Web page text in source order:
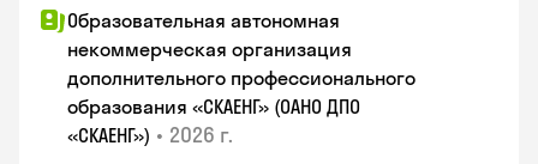
Образовательная автономная
некоммерческая организация
дополнительного профессионального
образования «СКАЕНГ» (ОАНО ДПО
«СКАЕНГ») • 2026 г.